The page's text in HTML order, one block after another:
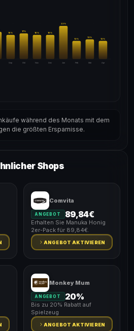
Sep
16%
Okt
17%
Nov
16%
Dez
16%
Jan
22%
Feb
12%
Mär
13%
Apr
12%
während des Monats mit dem
die größten Ersparnisse.
Shops
Comvita
ANGEBOT 89,84€
Erhalten Sie Manuka Honig
2er-Pack für 89,84€.
ANGEBOT AKTIVIEREN
Monkey Mum
ANGEBOT 20%
Bis zu 20% Rabatt auf
Spielzeug
ANGEBOT AKTIVIEREN